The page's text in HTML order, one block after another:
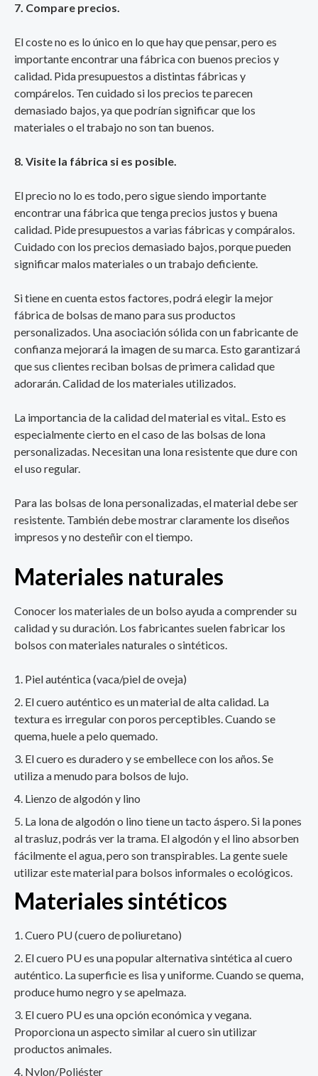
7. Compare precios.
El coste no es lo único en lo que hay que pensar, pero es
importante encontrar una fábrica con buenos precios y
calidad. Pida presupuestos a distintas fábricas y
compárelos. Ten cuidado si los precios te parecen
demasiado bajos, ya que podrían significar que los
materiales o el trabajo no son tan buenos.
8. Visite la fábrica si es posible.
El precio no lo es todo, pero sigue siendo importante
encontrar una fábrica que tenga precios justos y buena
calidad. Pide presupuestos a varias fábricas y compáralos.
Cuidado con los precios demasiado bajos, porque pueden
significar malos materiales o un trabajo deficiente.
Si tiene en cuenta estos factores, podrá elegir la mejor
fábrica de bolsas de mano para sus productos
personalizados. Una asociación sólida con un fabricante de
confianza mejorará la imagen de su marca. Esto garantizará
que sus clientes reciban bolsas de primera calidad que
adorarán. Calidad de los materiales utilizados.
La importancia de la calidad del material es vital.. Esto es
especialmente cierto en el caso de las bolsas de lona
personalizadas. Necesitan una lona resistente que dure con
el uso regular.
Para las bolsas de lona personalizadas, el material debe ser
resistente. También debe mostrar claramente los diseños
impresos y no desteñir con el tiempo.
Materiales naturales
Conocer los materiales de un bolso ayuda a comprender su
calidad y su duración. Los fabricantes suelen fabricar los
bolsos con materiales naturales o sintéticos.
Piel auténtica (vaca/piel de oveja)
El cuero auténtico es un material de alta calidad. La
textura es irregular con poros perceptibles. Cuando se
quema, huele a pelo quemado.
El cuero es duradero y se embellece con los años. Se
utiliza a menudo para bolsos de lujo.
Lienzo de algodón y lino
La lona de algodón o lino tiene un tacto áspero. Si la pones
al trasluz, podrás ver la trama. El algodón y el lino absorben
fácilmente el agua, pero son transpirables. La gente suele
utilizar este material para bolsos informales o ecológicos.
Materiales sintéticos
Cuero PU (cuero de poliuretano)
El cuero PU es una popular alternativa sintética al cuero
auténtico. La superficie es lisa y uniforme. Cuando se quema,
produce humo negro y se apelmaza.
El cuero PU es una opción económica y vegana.
Proporciona un aspecto similar al cuero sin utilizar
productos animales.
Nylon/Poliéster